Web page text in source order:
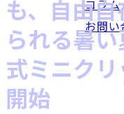
コラム
お問い
も、自由
られる暑
式ミニク
開始